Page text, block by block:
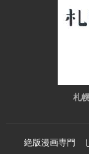
札
絶版漫画専門